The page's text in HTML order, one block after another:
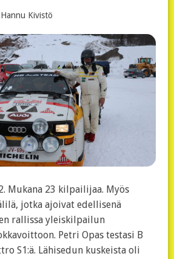
Hannu Kivistö
Mukana 23 kilpailijaa. Myös
jotka ajoivat edellisenä
rallissa yleiskilpailun
Petri Opas testasi B
S1:ä. Lähisedun kuskeista oli